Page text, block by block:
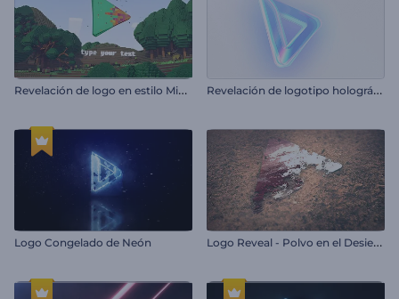
R
evelación de logo en estilo Minecraft R
evelación de logotipo holográfico
Logo Congelado de Neón L
ogo Reveal - Polvo en el Desierto